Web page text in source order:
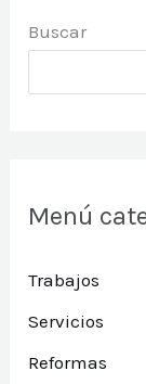
Buscar
Menú
Trabajos
Servicios
Reformas